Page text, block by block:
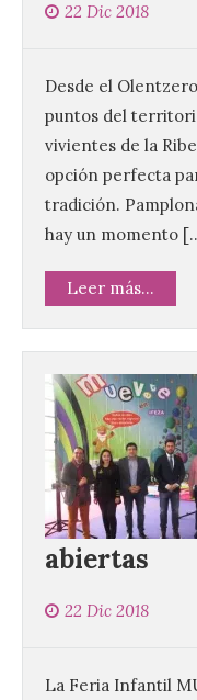
22 Dic 2018
Desde el
puntos del
vivientes de la
opción perfecta
tradición.
hay un momento
Leer más...
abiertas
22 Dic 2018
La Feria Infantil